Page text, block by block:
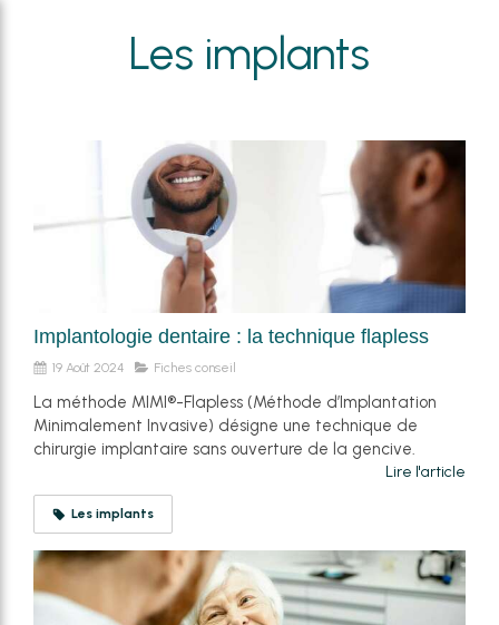
Les implants
Implantologie dentaire : la technique flapless
19 Août 2024 Fiches conseil
La méthode MIMI®-Flapless (Méthode d’Implantation
Minimalement Invasive) désigne une technique de
chirurgie implantaire sans ouverture de la gencive.
Lire l'article
Les implants